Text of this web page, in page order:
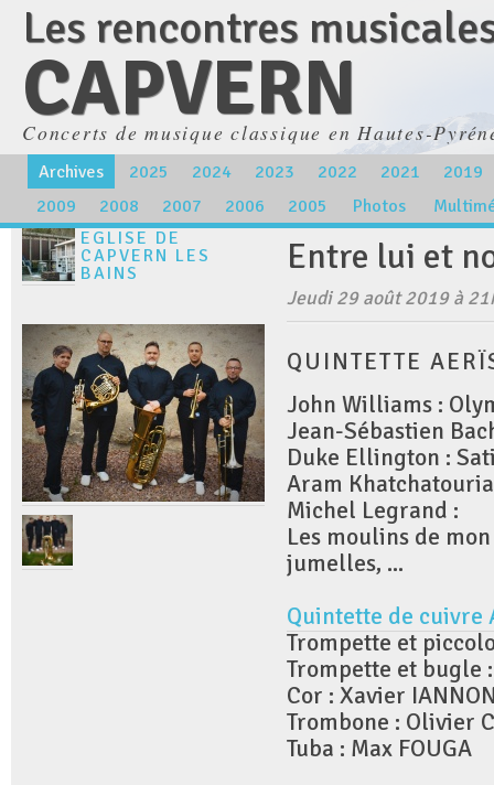
Les rencontres
CAPVERN
Concerts de musique classique en Hautes-
Archives 2025 2024 2023 2022 2021
2019
2009
2008 2007 2006 2005 Photos
Entre lui et
Jeudi 29 août 2019 à
EGLISE DE
CAPVERN LES
BAINS
QUINTETTE
John Williams :
Jean-Sébastien
Duke Ellington :
Aram
Michel Legrand :
Les moulins de
jumelles, ...
Quintette de cuivre
Trompette et
Trompette et bugle
Cor : Xavier
Trombone : Olivier
Tuba : Max FOUGA